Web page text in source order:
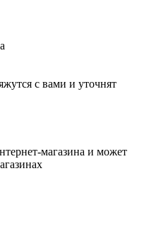
с вами и уточнят
магазина и может